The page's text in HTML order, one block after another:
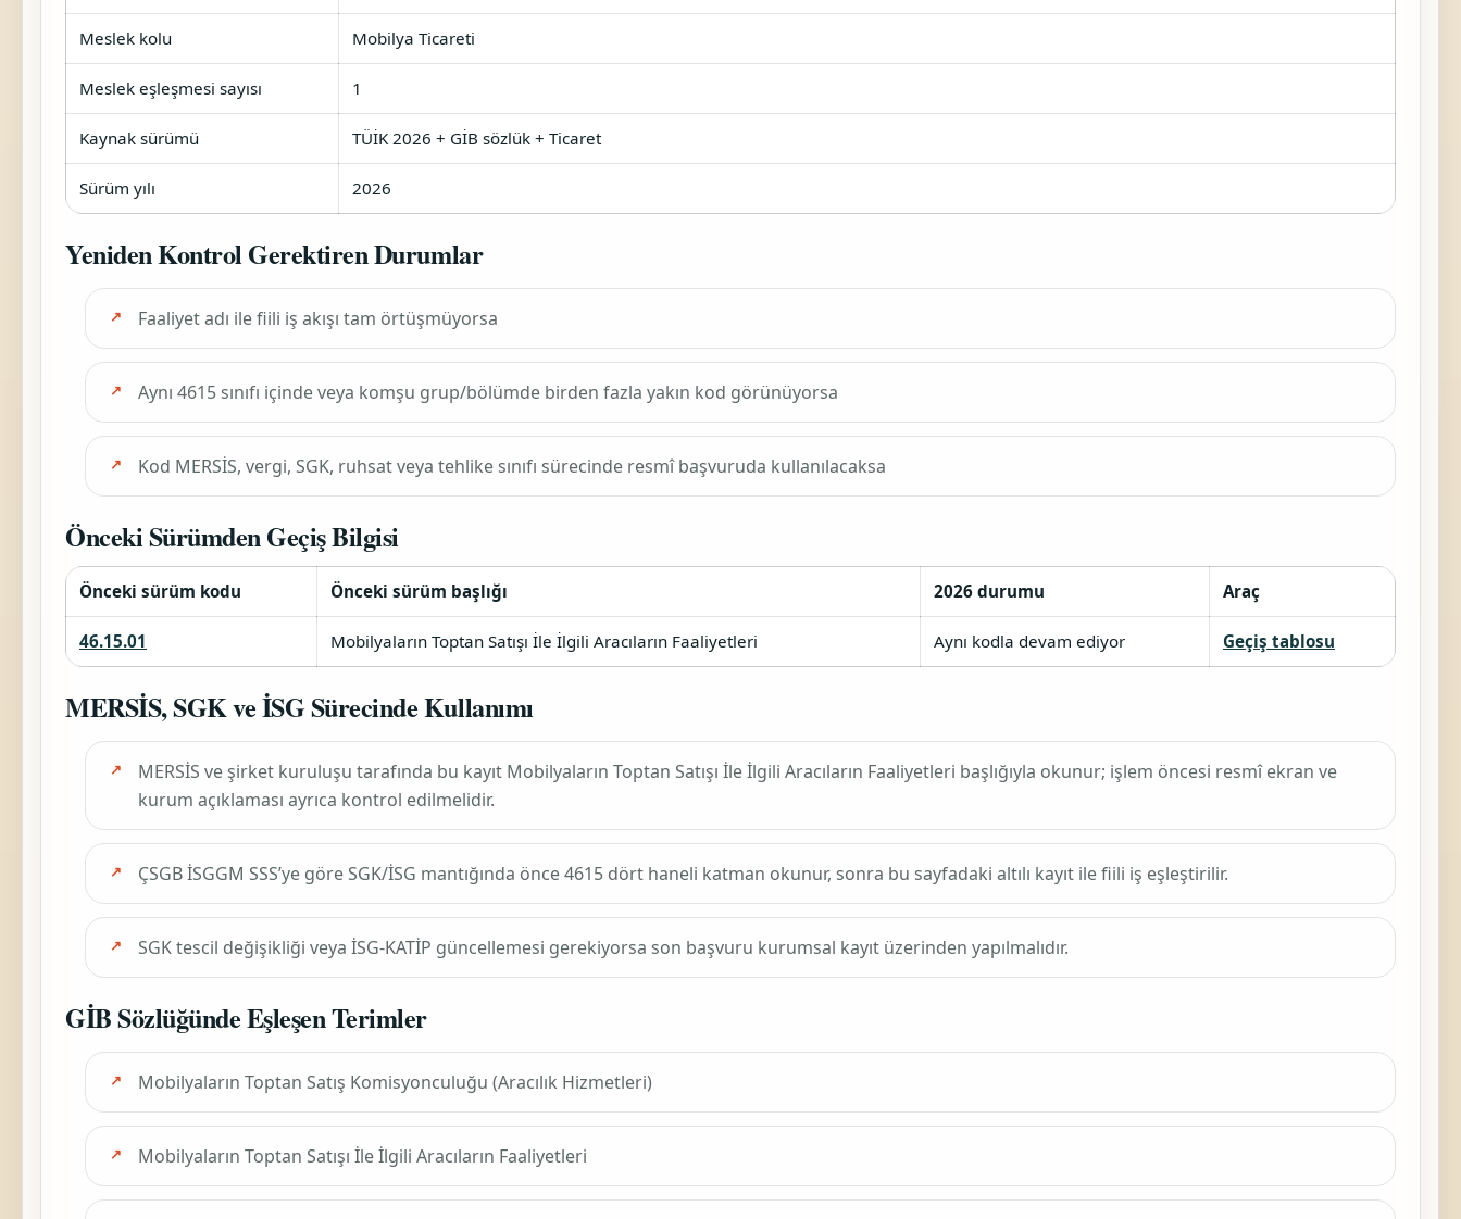
Meslek kolu Mobilya Ticareti
Meslek eşleşmesi sayısı 1
Kaynak sürümü TÜİK 2026 + GİB sözlük + Ticaret
Sürüm yılı 2026
Yeniden Kontrol Gerektiren Durumlar
Faaliyet adı ile fiili iş akışı tam örtüşmüyorsa
Aynı 4615 sınıfı içinde veya komşu grup/bölümde birden fazla yakın kod görünüyorsa
Kod MERSİS, vergi, SGK, ruhsat veya tehlike sınıfı sürecinde resmî başvuruda kullanılacaksa
Önceki Sürümden Geçiş Bilgisi
Önceki sürüm kodu Önceki sürüm başlığı 2026 durumu Araç
46.15.01 Mobilyaların Toptan Satışı İle İlgili Aracıların Faaliyetleri Aynı kodla devam ediyor Geçiş tablosu
MERSİS, SGK ve İSG Sürecinde Kullanımı
MERSİS ve şirket kuruluşu tarafında bu kayıt Mobilyaların Toptan Satışı İle İlgili Aracıların Faaliyetleri başlığıyla okunur; işlem öncesi resmî ekran ve
kurum açıklaması ayrıca kontrol edilmelidir.
ÇSGB İSGGM SSS’ye göre SGK/İSG mantığında önce4615 dört haneli katman okunur, sonra bu sayfadaki altılı kayıt ile fiili iş eşleştirilir.
SGK tescil değişikliği veya İSG-KATİP güncellemesi gerekiyorsa son başvuru kurumsal kayıt üzerinden yapılmalıdır.
GİB Sözlüğünde Eşleşen Terimler
Mobilyaların Toptan Satış Komisyonculuğu (Aracılık Hizmetleri)
Mobilyaların Toptan Satışı İle İlgili Aracıların Faaliyetleri